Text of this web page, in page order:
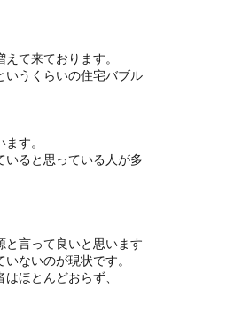
て来ております。
いうくらいの住宅バブル
す。
いると思っている人が多
と言って良いと思います
ないのが現状です。
ほとんどおらず、